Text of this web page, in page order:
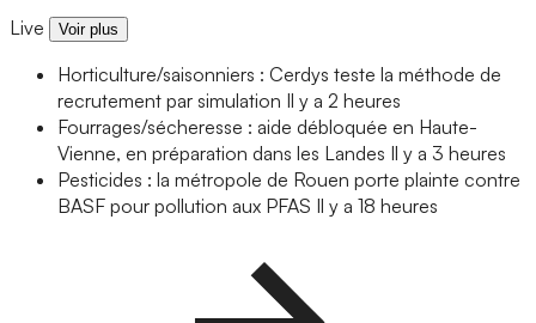
Live Voir plus
Horticulture/saisonniers : Cerdys teste la méthode de
recrutement par simulation Il y a 2 heures
Fourrages/sécheresse : aide débloquée en Haute-
Vienne, en préparation dans les Landes Il y a 3 heures
Pesticides : la métropole de Rouen porte plainte contre
BASF pour pollution aux PFAS Il y a 18 heures